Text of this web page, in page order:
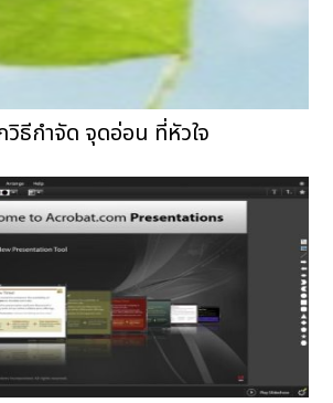
วิธีกำจัด จุดอ่อน ที่หัวใจ